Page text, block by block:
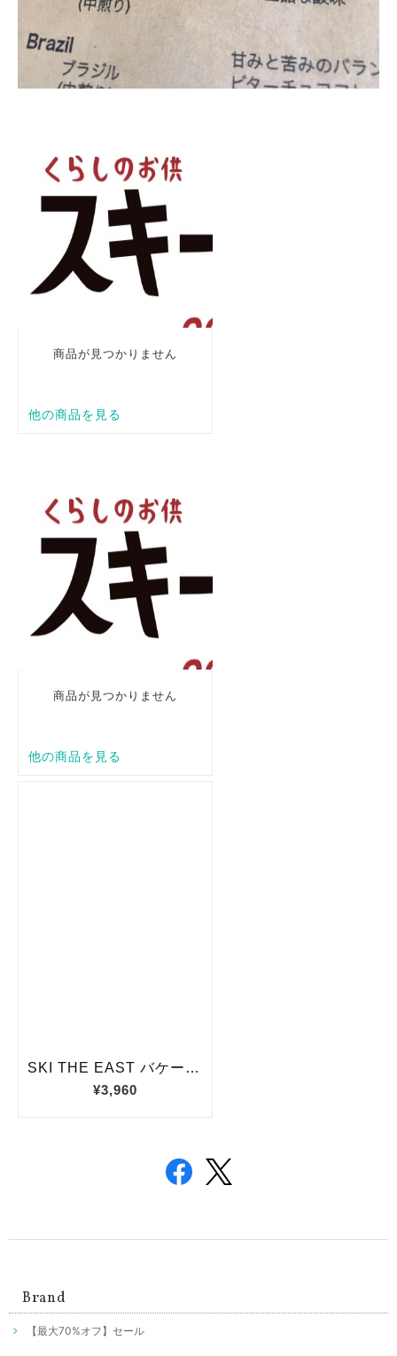
Brand
【最大70%オフ】セール